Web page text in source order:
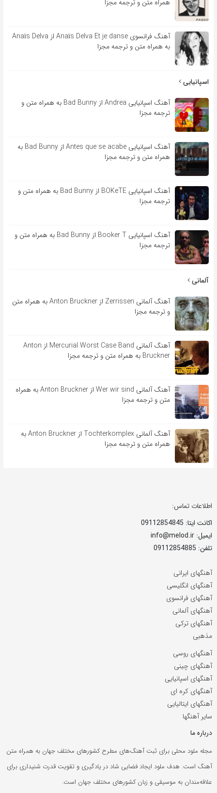
همراه متن و ترجمه مجزا
آهنگ فرانسوی Anaïs Delva Et je danse از Anaïs Delva
به همراه متن و ترجمه مجزا
اسپانیایی
آهنگ اسپانیایی Andrea از Bad Bunny به همراه متن و
ترجمه مجزا
آهنگ اسپانیایی Antes que se acabe از Bad Bunny به
همراه متن و ترجمه مجزا
آهنگ اسپانیایی BOKeTE از Bad Bunny به همراه متن و
ترجمه مجزا
آهنگ اسپانیایی Booker T از Bad Bunny به همراه متن و
ترجمه مجزا
آلمانی
آهنگ آلمانی Zerrissen از Anton Bruckner به همراه متن
و ترجمه مجزا
آهنگ آلمانی Mercurial Worst Case Band از Anton
Bruckner به همراه متن و ترجمه مجزا
آهنگ آلمانی Wer wir sind از Anton Bruckner به همراه
متن و ترجمه مجزا
آهنگ آلمانی Tochterkomplex از Anton Bruckner به
همراه متن و ترجمه مجزا
اطلاعات تماس:
اکانت ایتا: 09112854845
ایمیل: info@melod.ir
تلفن: 09112854885
آهنگهای ایرانی
آهنگهای انگلیسی
آهنگهای فرانسوی
آهنگهای آلمانی
آهنگهای ترکی
مذهبی
آهنگهای روسی
آهنگهای چینی
آهنگهای اسپانیایی
آهنگهای کره ای
آهنگهای ایتالیایی
سایر آهنگها
درباره ما
مجله ملود محلی برای ثبت آهنگ‌های مطرح کشورهای مختلف جهان به همراه متن
آهنگ است. هدف ملود ایجاد فضایی شاد در یادگیری و تقویت قدرت شنیداری برای
علاقه‌مندان به موسیقی و زبان کشورهای مختلف جهان است.